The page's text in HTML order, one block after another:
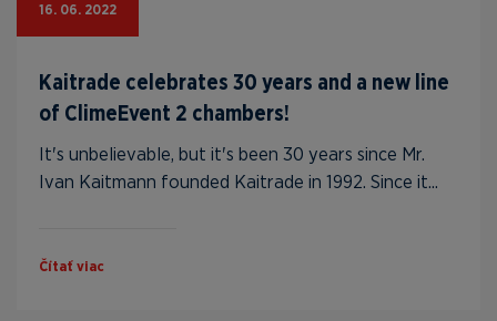
16. 06. 2022
Kaitrade celebrates 30 years and a new line
of ClimeEvent 2 chambers!
It's unbelievable, but it's been 30 years since Mr.
Ivan Kaitmann founded Kaitrade in 1992. Since it...
Čítať viac